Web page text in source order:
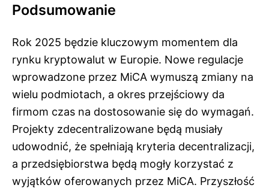
Podsumowanie
Rok 2025 będzie kluczowym momentem dla
rynku kryptowalut w Europie. Nowe regulacje
wprowadzone przez MiCA wymuszą zmiany na
wielu podmiotach, a okres przejściowy da
firmom czas na dostosowanie się do wymagań.
Projekty zdecentralizowane będą musiały
udowodnić, że spełniają kryteria decentralizacji,
a przedsiębiorstwa będą mogły korzystać z
wyjątków oferowanych przez MiCA. Przyszłość